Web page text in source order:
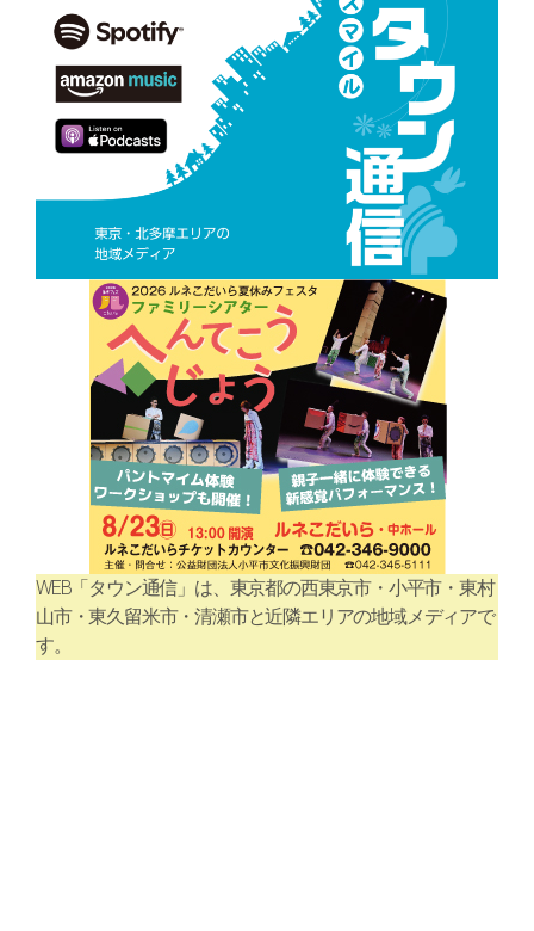
WEB「タウン通信」は、東京都の西東京市・小平市・東村
山市・東久留米市・清瀬市と近隣エリアの地域メディアで
す。